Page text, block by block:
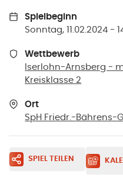
Spielbeginn
Sonntag, 11.02.2024 -
Wettbewerb
Iserlohn-Arnsberg -
Kreisklasse 2
Ort
SpH Friedr.-Bährens-
SPIEL TEILEN